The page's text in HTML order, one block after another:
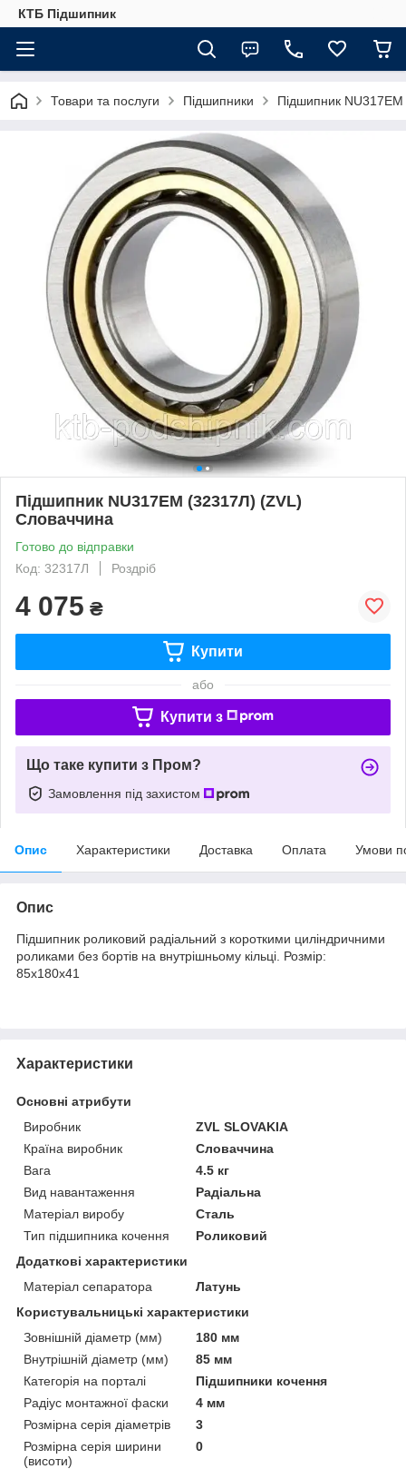
КТБ Підшипник
Товари та послуги Підшипники Підшипник
Підшипник NU317EM (32317Л) (ZVL)
Словаччина
Готово до відправки
Код: 32317Л
Роздріб
4 075 ₴
Купити
або
Купити з
Що таке купити з Пром?
Замовлення під захистом
Опис Характеристики Доставка Оплата Умови
Опис
Підшипник роликовий радіальний з короткими циліндричними
роликами без бортів на внутрішньому кільці. Розмір:
85х180х41
Характеристики
Основні атрибути
Виробник
ZVL SLOVAKIA
Країна виробник
Словаччина
Вага
4.5 кг
Вид навантаження
Радіальна
Матеріал виробу
Сталь
Тип підшипника кочення
Роликовий
Додаткові характеристики
Матеріал сепаратора
Латунь
Користувальницькі характеристики
Зовнішній діаметр (мм)
180 мм
Внутрішній діаметр (мм)
85 мм
Категорія на порталі
Підшипники кочення
Радіус монтажної фаски
4 мм
Розмірна серія діаметрів
3
Розмірна серія ширини
(висоти)
0